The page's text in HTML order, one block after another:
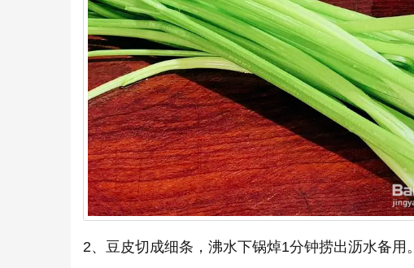
2、豆皮切成细条，沸水下锅焯1分钟捞出沥水备用。